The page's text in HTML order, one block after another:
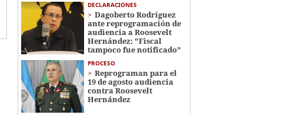
DECLARACIONES
Dagoberto Rodríguez
ante reprogramación de
audiencia a Roosevelt
Hernández: "Fiscal
tampoco fue notificado"
PROCESO
Reprograman para el
19 de agosto audiencia
contra Roosevelt
Hernández